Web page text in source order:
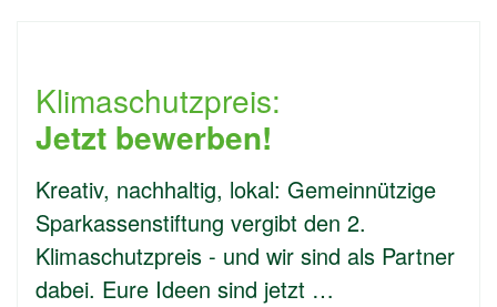
Klimaschutzpreis:
Jetzt bewerben!
Kreativ, nachhaltig, lokal: Gemeinnützige
Sparkassenstiftung vergibt den 2.
Klimaschutzpreis - und wir sind als Partner
dabei. Eure Ideen sind jetzt …